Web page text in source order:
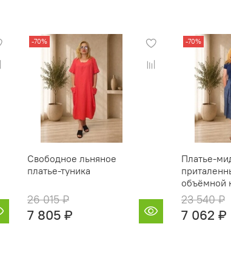
-70%
Свободное льняное
платье‑туника
26 015 ₽
7 805 ₽
-70%
объёмной
23 540 ₽
7 062 ₽